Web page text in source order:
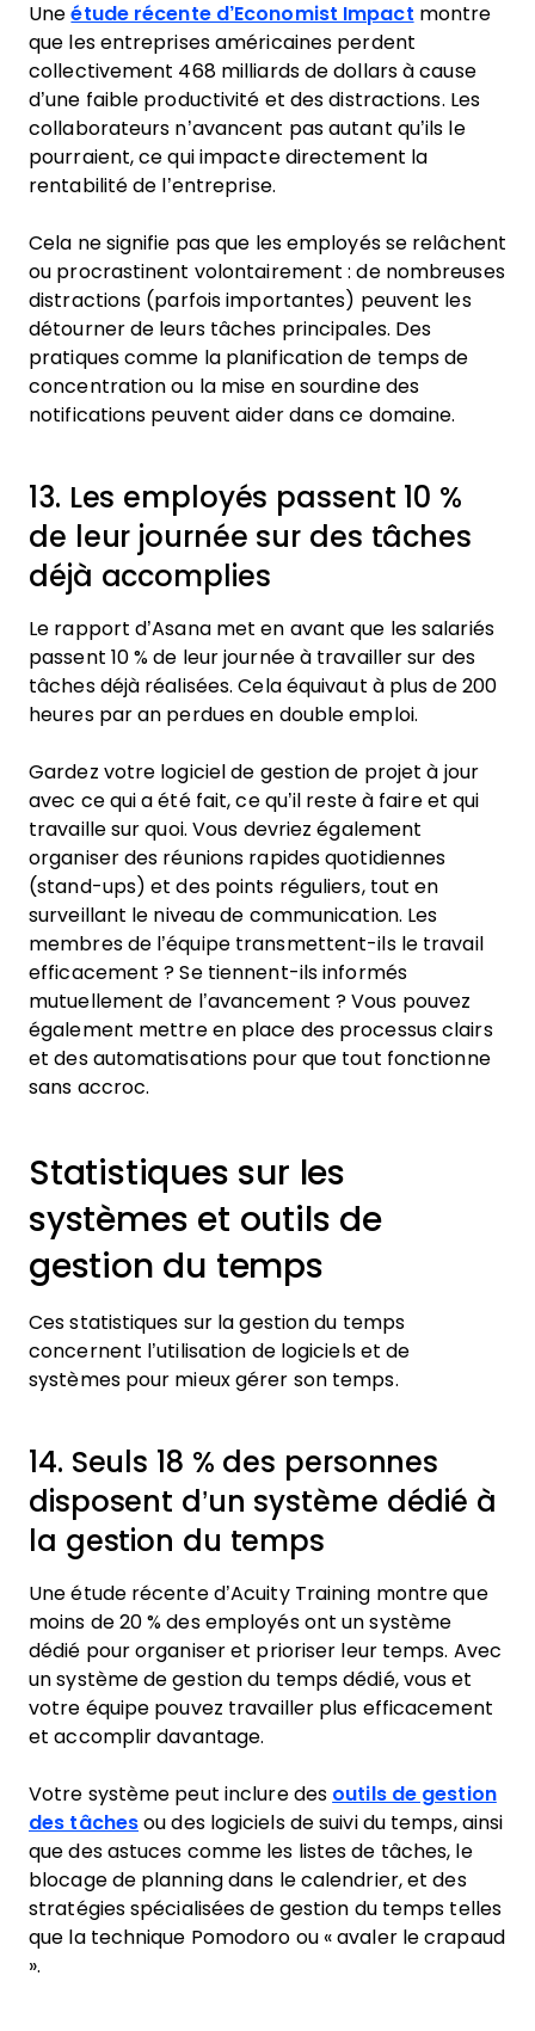
Uneétude récente d’Economist Impact montre
que les entreprises américaines perdent
collectivement 468 milliards de dollars à cause
d’une faible productivité et des distractions. Les
collaborateurs n’avancent pas autant qu’ils le
pourraient, ce qui impacte directement la
rentabilité de l’entreprise.
Cela ne signifie pas que les employés se relâchent
ou procrastinent volontairement : de nombreuses
distractions (parfois importantes) peuvent les
détourner de leurs tâches principales. Des
pratiques comme la planification de temps de
concentration ou la mise en sourdine des
notifications peuvent aider dans ce domaine.
13. Les employés passent 10 %
de leur journée sur des tâches
déjà accomplies
Le rapport d’Asana met en avant que les salariés
passent 10 % de leur journée à travailler sur des
tâches déjà réalisées. Cela équivaut à plus de 200
heures par an perdues en double emploi.
Gardez votre logiciel de gestion de projet à jour
avec ce qui a été fait, ce qu’il reste à faire et qui
travaille sur quoi. Vous devriez également
organiser des réunions rapides quotidiennes
(stand-ups) et des points réguliers, tout en
surveillant le niveau de communication. Les
membres de l’équipe transmettent-ils le travail
efficacement ? Se tiennent-ils informés
mutuellement de l’avancement ? Vous pouvez
également mettre en place des processus clairs
et des automatisations pour que tout fonctionne
sans accroc.
Statistiques sur les
systèmes et outils de
gestion du temps
Ces statistiques sur la gestion du temps
concernent l’utilisation de logiciels et de
systèmes pour mieux gérer son temps.
14. Seuls 18 % des personnes
disposent d’un système dédié à
la gestion du temps
Une étude récente d’Acuity Training montre que
moins de 20 % des employés ont un système
dédié pour organiser et prioriser leur temps. Avec
un système de gestion du temps dédié, vous et
votre équipe pouvez travailler plus efficacement
et accomplir davantage.
Votre système peut inclure des outils de gestion
des tâches ou des logiciels de suivi du temps, ainsi
que des astuces comme les listes de tâches, le
blocage de planning dans le calendrier, et des
stratégies spécialisées de gestion du temps telles
que la technique Pomodoro ou « avaler le crapaud
».